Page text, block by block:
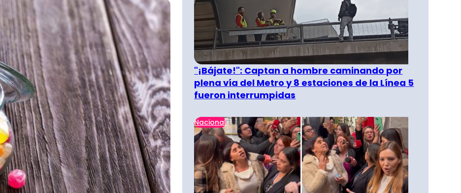
"¡Bájate!": Captan a hombre caminando por
plena vía del Metro y 8 estaciones de la Línea 5
fueron interrumpidas
Nacional